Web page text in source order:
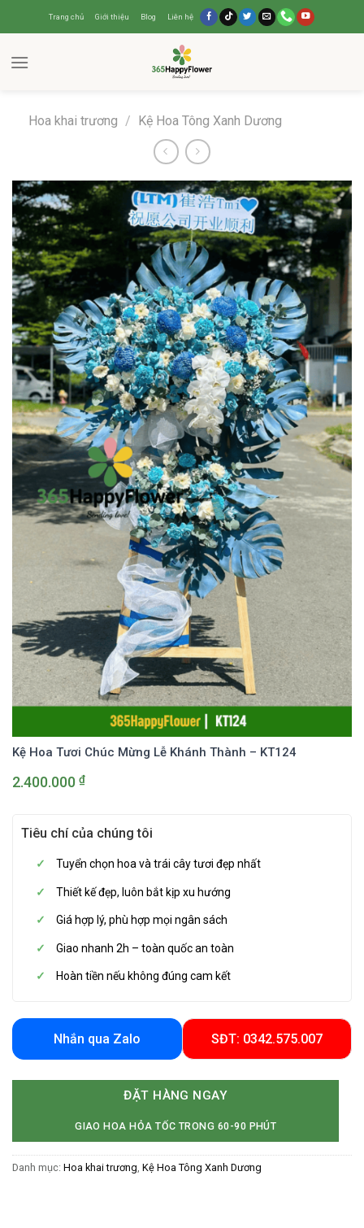
Trang chủ Giới thiệu Blog Liên hệ
Hoa khai trương / Kệ Hoa Tông Xanh Dương
Kệ Hoa Tươi Chúc Mừng Lễ Khánh Thành – KT124
2.400.000 ₫
Tiêu chí của chúng tôi
Tuyển chọn hoa và trái cây tươi đẹp nhất
Thiết kế đẹp, luôn bắt kịp xu hướng
Giá hợp lý, phù hợp mọi ngân sách
Giao nhanh 2h – toàn quốc an toàn
Hoàn tiền nếu không đúng cam kết
Nhắn qua Zalo SĐT: 0342.575.007
ĐẶT HÀNG NGAY
GIAO HOA HỎA TỐC TRONG 60-90 PHÚT
Danh mục: Hoa khai trương Kệ Hoa Tông Xanh Dương